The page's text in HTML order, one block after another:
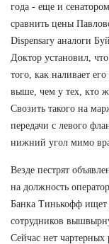
года - еще и
сравнить цены
Dispensary аналоги
Доктор установил,
того, как наливает
выше, чем у тех, кто
Свозить такого на
передачи с левого
нижний угол мимо
Везде пестрят
на должность
Банка Тинькофф ищет
сотрудников
Сейчас нет чартерных